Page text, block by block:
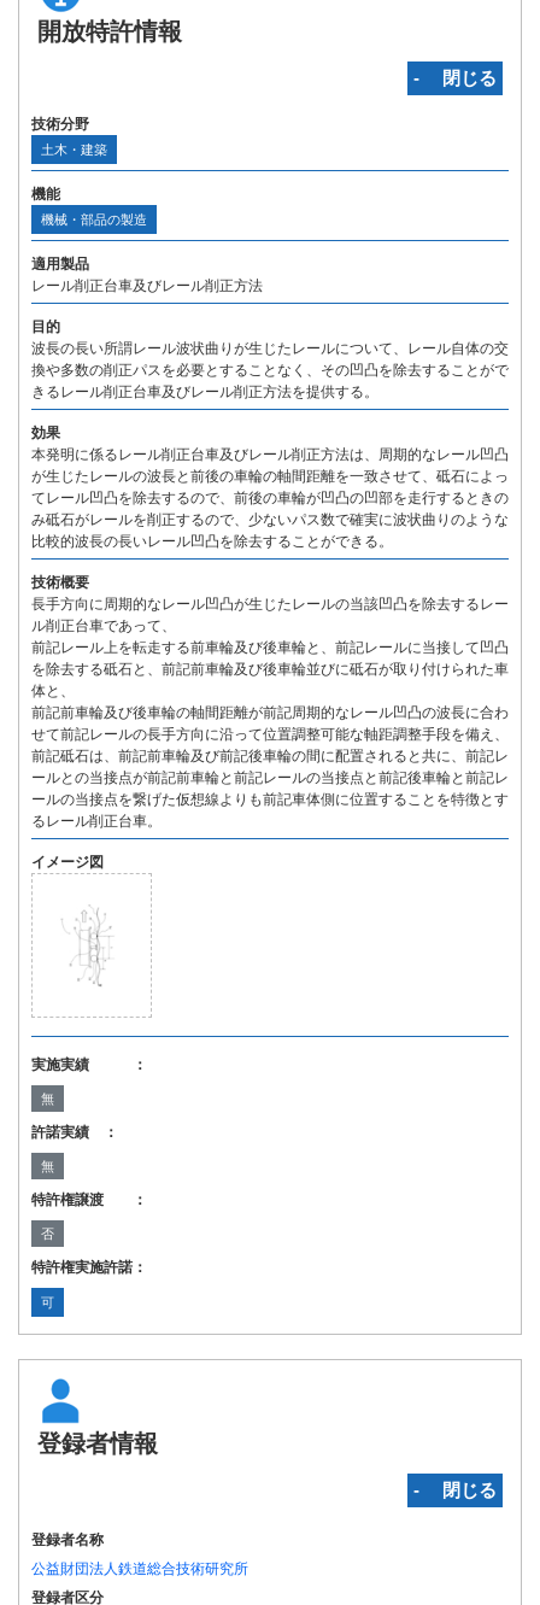
開放特許情報
‐ 閉じる
技術分野
土木・建築
機能
機械・部品の製造
適用製品
レール削正台車及びレール削正方法
目的
波長の長い所謂レール波状曲りが生じたレールについて、レール自体の交
換や多数の削正パスを必要とすることなく、その凹凸を除去することがで
きるレール削正台車及びレール削正方法を提供する。
効果
本発明に係るレール削正台車及びレール削正方法は、周期的なレール凹凸
が生じたレールの波長と前後の車輪の軸間距離を一致させて、砥石によっ
てレール凹凸を除去するので、前後の車輪が凹凸の凹部を走行するときの
み砥石がレールを削正するので、少ないパス数で確実に波状曲りのような
比較的波長の長いレール凹凸を除去することができる。
技術概要
長手方向に周期的なレール凹凸が生じたレールの当該凹凸を除去するレー
ル削正台車であって、
前記レール上を転走する前車輪及び後車輪と、前記レールに当接して凹凸
を除去する砥石と、前記前車輪及び後車輪並びに砥石が取り付けられた車
体と、
前記前車輪及び後車輪の軸間距離が前記周期的なレール凹凸の波長に合わ
せて前記レールの長手方向に沿って位置調整可能な軸距調整手段を備え、
前記砥石は、前記前車輪及び前記後車輪の間に配置されると共に、前記レ
ールとの当接点が前記前車輪と前記レールの当接点と前記後車輪と前記レ
ールの当接点を繋げた仮想線よりも前記車体側に位置することを特徴とす
るレール削正台車。
イメージ図
実施実績 ：
無
許諾実績 ：
無
特許権譲渡 ：
否
特許権実施許諾：
可
登録者情報
‐ 閉じる
登録者名称
公益財団法人鉄道総合技術研究所
登録者区分